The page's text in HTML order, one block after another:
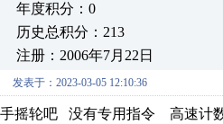
年度积分：0
历史总积分：213
注册：2006年7月22日
发表于：2023-03-05 12:10:36
手摇轮吧 没有专用指令 高速计